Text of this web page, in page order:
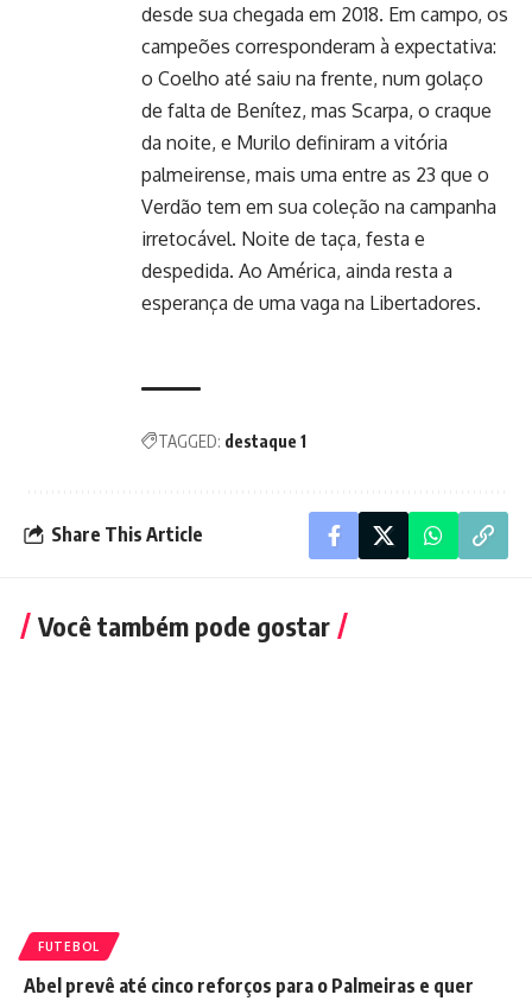
desde sua chegada em 2018. Em campo, os
campeões corresponderam à expectativa:
o Coelho até saiu na frente, num golaço
de falta de Benítez, mas Scarpa, o craque
da noite, e Murilo definiram a vitória
palmeirense, mais uma entre as 23 que o
Verdão tem em sua coleção na campanha
irretocável. Noite de taça, festa e
despedida. Ao América, ainda resta a
esperança de uma vaga na Libertadores.
TAGGED: destaque 1
Share This Article
Você também pode gostar
FUTEBOL
Abel prevê até cinco reforços para o Palmeiras e quer